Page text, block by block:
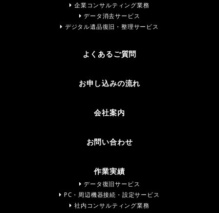
企業コンサルティング業務
データ消去サービス
デジタル遺品復旧・整理サービス
よくあるご質問
お申し込みの流れ
会社案内
お問い合わせ
作業実績
データ復旧サービス
PC・周辺機器接続・設定サービス
社内コンサルティング業務